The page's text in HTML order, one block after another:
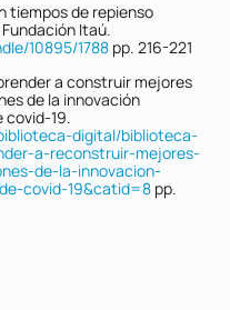
tiempos de repienso
Itaú.
10895/1788pp. 216-221
a construir mejores
de la innovación
covid-19.
digital/biblioteca-
a-reconstruir-mejores-
de-la-innovacion-
covid-19&catid=8pp.